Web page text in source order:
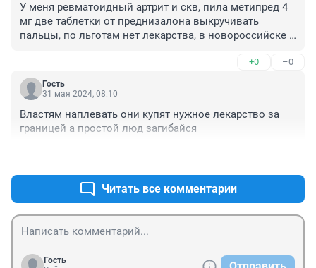
У меня ревматоидный артрит и скв, пила метипред 4
мг две таблетки от преднизалона выкручивать
пальцы, по льготам нет лекарства, в новороссийске
поддерживает организм, чтобы раньше врамени ни
склеить ласты
+0 –0
Гость
31 мая 2024, 08:10
Властям наплевать они купят нужное лекарство за
границей а простой люд загибайся
Читать все комментарии
Гость